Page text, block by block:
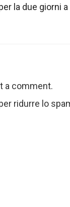
la due giorni
a comment.
ridurre lo